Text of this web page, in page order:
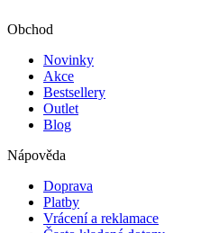
Obchod
Novinky
Akce
Bestsellery
Outlet
Blog
Nápověda
Doprava
Platby
Vrácení a reklamace